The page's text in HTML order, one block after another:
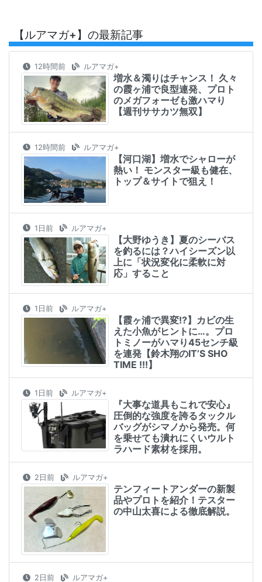
【ルアマガ+】の最新記事
12時間前 ルアマガ+
増水＆濁りはチャンス！ 久々
の霞ヶ浦で良型連発、プロト
のメガフォーゼも激ハマり
【週刊ササカツ無双】
12時間前 ルアマガ+
【河口湖】増水でシャローが
熱い！ モンスター級も健在、
トップ＆サイトで狙え！
1日前 ルアマガ+
【大野ゆうき】夏のシーバス
を釣るには？ハイシーズン以
上に「状況変化に柔軟に対
応」すること
1日前 ルアマガ+
【霞ヶ浦で異変!?】カビの生
えた小魚がヒントに…。プロ
トミノーがハマり45センチ級
を連発【鈴木翔のIT’S SHO
TIME !!!】
1日前 ルアマガ+
『大事な道具もこれで安心』
圧倒的な強度を誇るタックル
バッグがシマノから発売。何
を乗せても潰れにくいウルト
ラハード素材を採用。
2日前 ルアマガ+
テンフィートアンダーの新製
品やプロトを紹介！テスター
の中山太喜による徹底解説。
2日前 ルアマガ+